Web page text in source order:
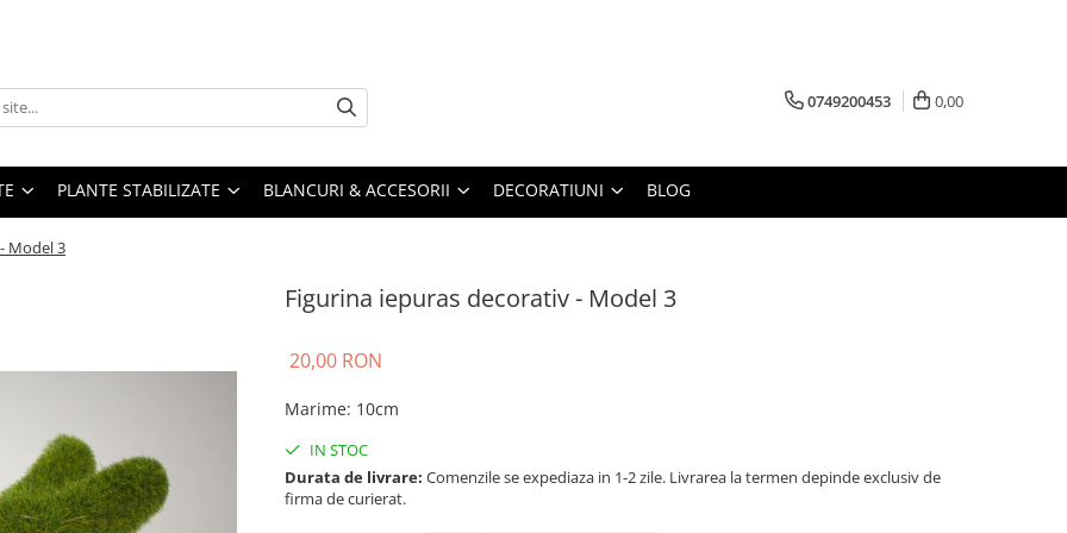
0749200453 0,00
PLANTE STABILIZATE BLANCURI & ACCESORII DECORATIUNI BLOG
Model 3
Figurina iepuras decorativ - Model 3
20,00 RON
Marime: 10cm
IN STOC
Durata de livrare: Comenzile se expediaza in 1-2 zile. Livrarea la termen depinde exclusiv de
firma de curierat.